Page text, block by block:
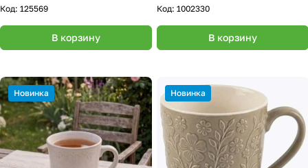
Код: 125569
В корзину
Код: 1002330
В корзину
Новинка Новинка